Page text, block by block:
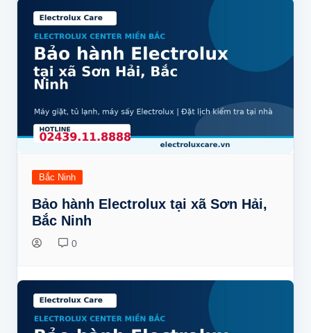
Bắc Ninh
Bảo hành Electrolux tại xã Sơn Hải,
Bắc Ninh
0